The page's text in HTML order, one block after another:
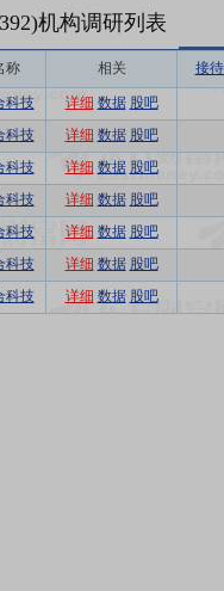
机构调研列表
称 相关 接
科技 详细 数据 股吧
科技 详细 数据 股吧
科技 详细 数据 股吧
科技 详细 数据 股吧
科技 详细 数据 股吧
科技 详细 数据 股吧
科技 详细 数据 股吧